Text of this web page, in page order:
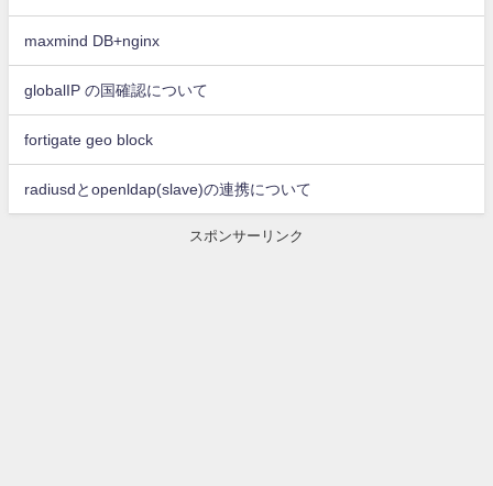
maxmind DB+nginx
globalIP の国確認について
fortigate geo block
radiusdとopenldap(slave)の連携について
スポンサーリンク